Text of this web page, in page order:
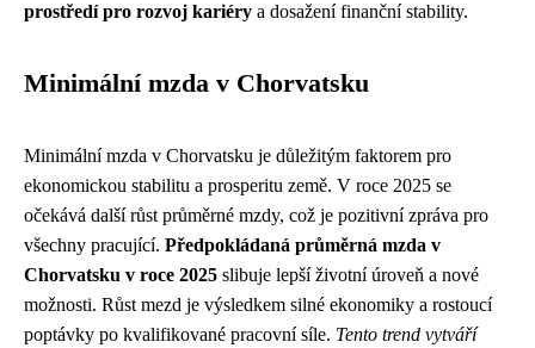
prostředí pro rozvoj kariéry a dosažení finanční stability.
Minimální mzda v Chorvatsku
Minimální mzda v Chorvatsku je důležitým faktorem pro
ekonomickou stabilitu a prosperitu země. V roce 2025 se
očekává další růst průměrné mzdy, což je pozitivní zpráva pro
všechny pracující. Předpokládaná průměrná mzda v
Chorvatsku v roce 2025 slibuje lepší životní úroveň a nové
možnosti. Růst mezd je výsledkem silné ekonomiky a rostoucí
poptávky po kvalifikované pracovní síle. Tento trend vytváří